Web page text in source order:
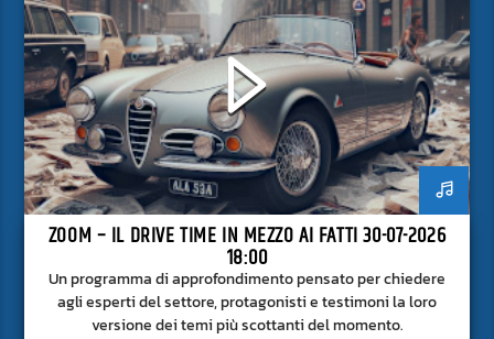
ZOOM – IL DRIVE TIME IN MEZZO AI FATTI 30-07-2026
18:00
Un programma di approfondimento pensato per chiedere
agli esperti del settore, protagonisti e testimoni la loro
versione dei temi più scottanti del momento.